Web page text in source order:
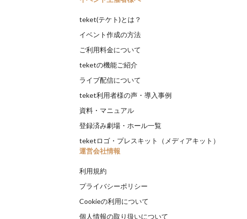
teket(テケト)とは？
イベント作成の方法
ご利用料金について
teketの機能ご紹介
ライブ配信について
teket利用者様の声・導入事例
資料・マニュアル
登録済み劇場・ホール一覧
teketロゴ・プレスキット（メディアキット）
運営会社情報
利用規約
プライバシーポリシー
Cookieの利用について
個人情報の取り扱いについて